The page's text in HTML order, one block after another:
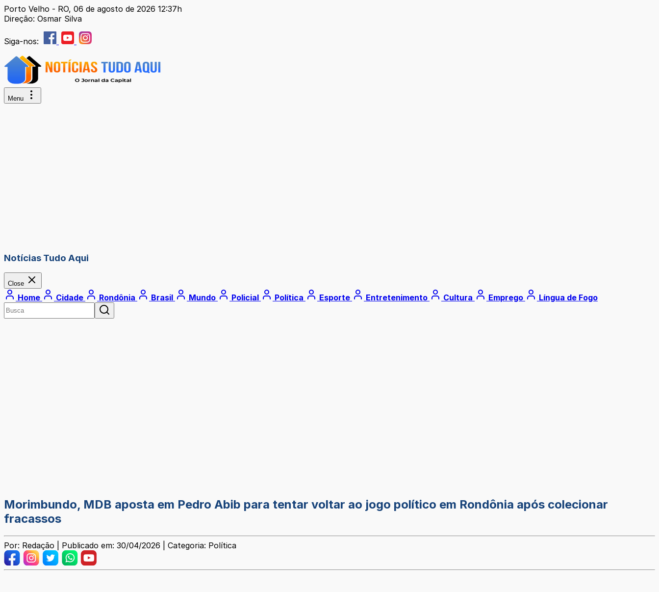
Porto Velho - RO, 06 de agosto de 2026 12:37h
Direção: Osmar Silva
Siga-nos:
Menu
Notícias Tudo Aqui
Close
Home Cidade Rondônia Brasil Mundo Policial Política Esporte Entretenimento Cultura Emprego Língua de Fogo
Morimbundo, MDB aposta em Pedro Abib para tentar voltar ao jogo político em Rondônia após colecionar
fracassos
Por: Redação | Publicado em: 30/04/2026 | Categoria: Política